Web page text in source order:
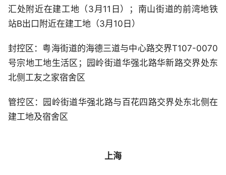
汇处附近在建工地（3月11日）；南山街道的前湾地铁
站B出口附近在建工地（3月10日）
封控区：粤海街道的海德三道与中心路交界T107-0070
号宗地工地生活区；园岭街道华强北路华新路交界处东
北侧工友之家宿舍区
管控区：园岭街道华强北路与百花四路交界处东北侧在
建工地及宿舍区
上海